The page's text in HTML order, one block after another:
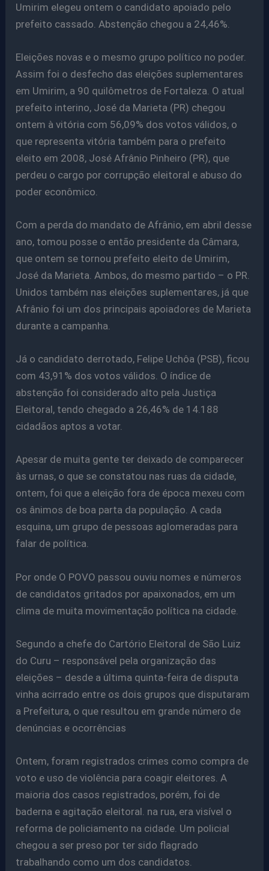
Umirim elegeu ontem o candidato apoiado pelo
prefeito cassado. Abstenção chegou a 24,46%.
Eleições novas e o mesmo grupo político no poder.
Assim foi o desfecho das eleições suplementares
em Umirim, a 90 quilômetros de Fortaleza. O atual
prefeito interino, José da Marieta (PR) chegou
ontem à vitória com 56,09% dos votos válidos, o
que representa vitória também para o prefeito
eleito em 2008, José Afrânio Pinheiro (PR), que
perdeu o cargo por corrupção eleitoral e abuso do
poder econômico.
Com a perda do mandato de Afrânio, em abril desse
ano, tomou posse o então presidente da Câmara,
que ontem se tornou prefeito eleito de Umirim,
José da Marieta. Ambos, do mesmo partido – o PR.
Unidos também nas eleições suplementares, já que
Afrânio foi um dos principais apoiadores de Marieta
durante a campanha.
Já o candidato derrotado, Felipe Uchôa (PSB), ficou
com 43,91% dos votos válidos. O índice de
abstenção foi considerado alto pela Justiça
Eleitoral, tendo chegado a 26,46% de 14.188
cidadãos aptos a votar.
Apesar de muita gente ter deixado de comparecer
às urnas, o que se constatou nas ruas da cidade,
ontem, foi que a eleição fora de época mexeu com
os ânimos de boa parta da população. A cada
esquina, um grupo de pessoas aglomeradas para
falar de política.
Por onde O POVO passou ouviu nomes e números
de candidatos gritados por apaixonados, em um
clima de muita movimentação política na cidade.
Segundo a chefe do Cartório Eleitoral de São Luiz
do Curu – responsável pela organização das
eleições – desde a última quinta-feira de disputa
vinha acirrado entre os dois grupos que disputaram
a Prefeitura, o que resultou em grande número de
denúncias e ocorrências
Ontem, foram registrados crimes como compra de
voto e uso de violência para coagir eleitores. A
maioria dos casos registrados, porém, foi de
baderna e agitação eleitoral. na rua, era visível o
reforma de policiamento na cidade. Um policial
chegou a ser preso por ter sido flagrado
trabalhando como um dos candidatos.